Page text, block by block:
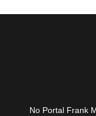
No Portal Frank